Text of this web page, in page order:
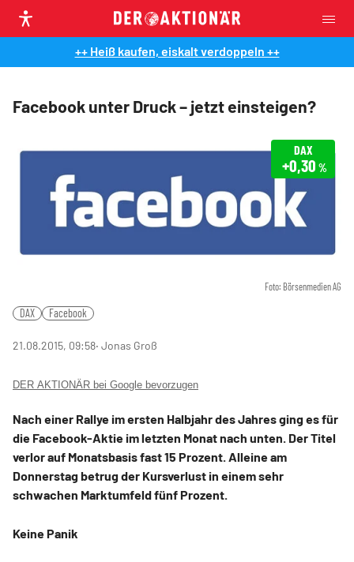
++ Heiß kaufen, eiskalt verdoppeln ++
Facebook unter Druck – jetzt einsteigen?
Foto: Börsenmedien AG
DAX
+0,30 %
DAX Facebook
21.08.2015, 09:58‧ Jonas Groß
DER AKTIONÄR bei Google bevorzugen
Nach einer Rallye im ersten Halbjahr des Jahres ging es für
die Facebook-Aktie im letzten Monat nach unten. Der Titel
verlor auf Monatsbasis fast 15 Prozent. Alleine am
Donnerstag betrug der Kursverlust in einem sehr
schwachen Marktumfeld fünf Prozent.
Keine Panik